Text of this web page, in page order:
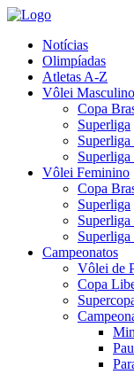
Notícias
Olimpíadas
Atletas A-Z
Vôlei Masculino
Copa
Superliga
Superliga
Superliga
Vôlei Feminino
Copa
Superliga
Superliga
Superliga
Campeonatos
Vôlei de
Copa